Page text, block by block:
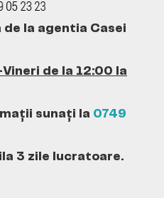
la agentia Casei
Vineri de la 12:00 la
sunați la 0749
3 zile lucratoare.